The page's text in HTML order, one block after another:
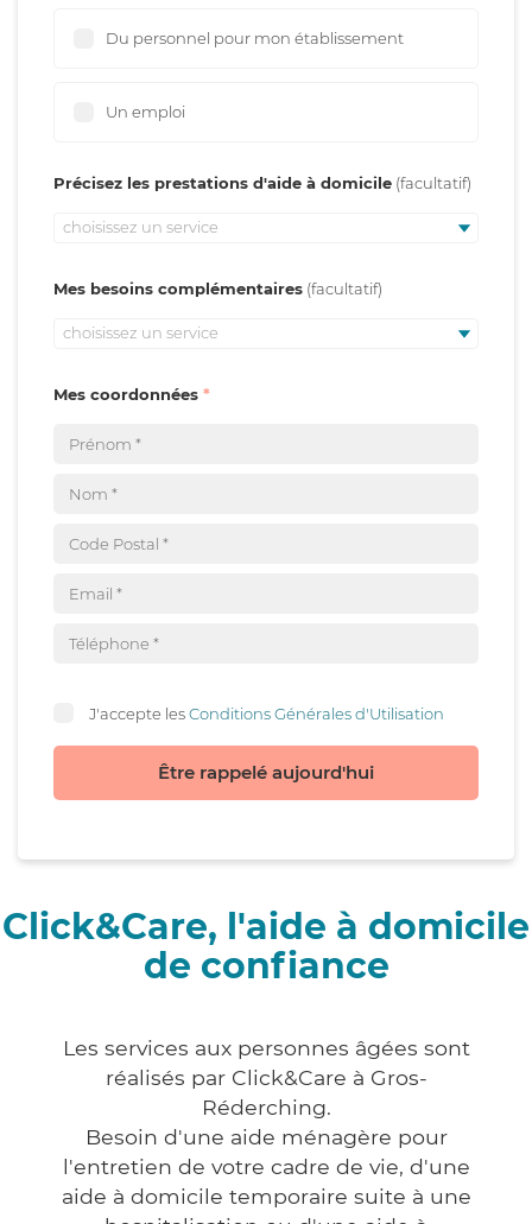
Du personnel pour mon établissement
Un emploi
Précisez les prestations d'aide à domicile
choisissez un service
Mes besoins complémentaires
choisissez un service
Mes coordonnées
J'accepte lesConditions Générales d'Utilisation
Être rappelé aujourd'hui
Click&Care, l'aide à domicile
de confiance
Les services aux personnes âgées sont
réalisés par Click&Care à Gros-
Réderching.
Besoin d'une aide ménagère pour
l'entretien de votre cadre de vie, d'une
aide à domicile temporaire suite à une